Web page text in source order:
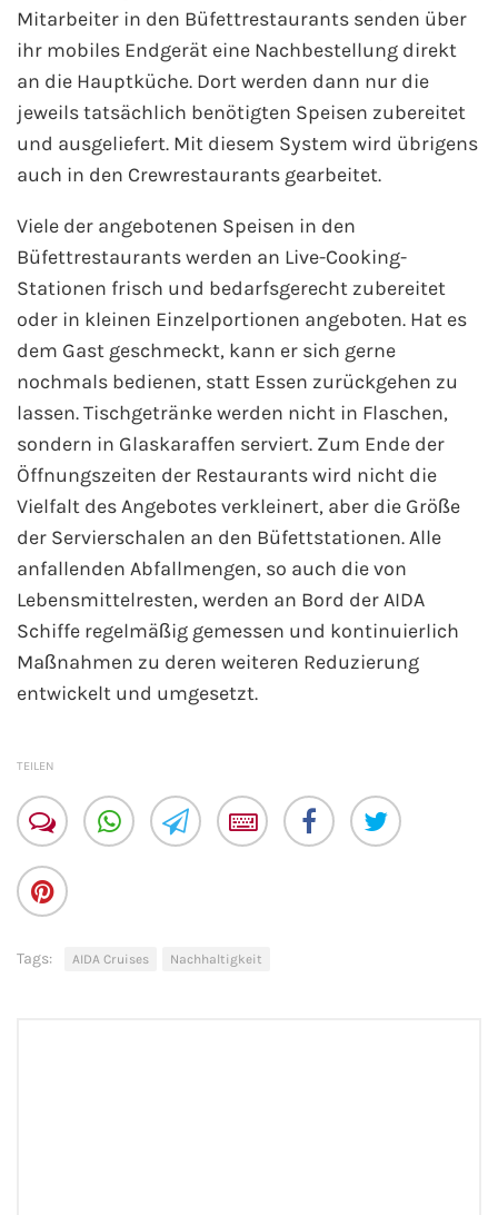
Mitarbeiter in den Büfettrestaurants senden über
ihr mobiles Endgerät eine Nachbestellung direkt
an die Hauptküche. Dort werden dann nur die
jeweils tatsächlich benötigten Speisen zubereitet
und ausgeliefert. Mit diesem System wird übrigens
auch in den Crewrestaurants gearbeitet.
Viele der angebotenen Speisen in den
Büfettrestaurants werden an Live-Cooking-
Stationen frisch und bedarfsgerecht zubereitet
oder in kleinen Einzelportionen angeboten. Hat es
dem Gast geschmeckt, kann er sich gerne
nochmals bedienen, statt Essen zurückgehen zu
lassen. Tischgetränke werden nicht in Flaschen,
sondern in Glaskaraffen serviert. Zum Ende der
Öffnungszeiten der Restaurants wird nicht die
Vielfalt des Angebotes verkleinert, aber die Größe
der Servierschalen an den Büfettstationen. Alle
anfallenden Abfallmengen, so auch die von
Lebensmittelresten, werden an Bord der AIDA
Schiffe regelmäßig gemessen und kontinuierlich
Maßnahmen zu deren weiteren Reduzierung
entwickelt und umgesetzt.
TEILEN
Tags: AIDA Cruises Nachhaltigkeit